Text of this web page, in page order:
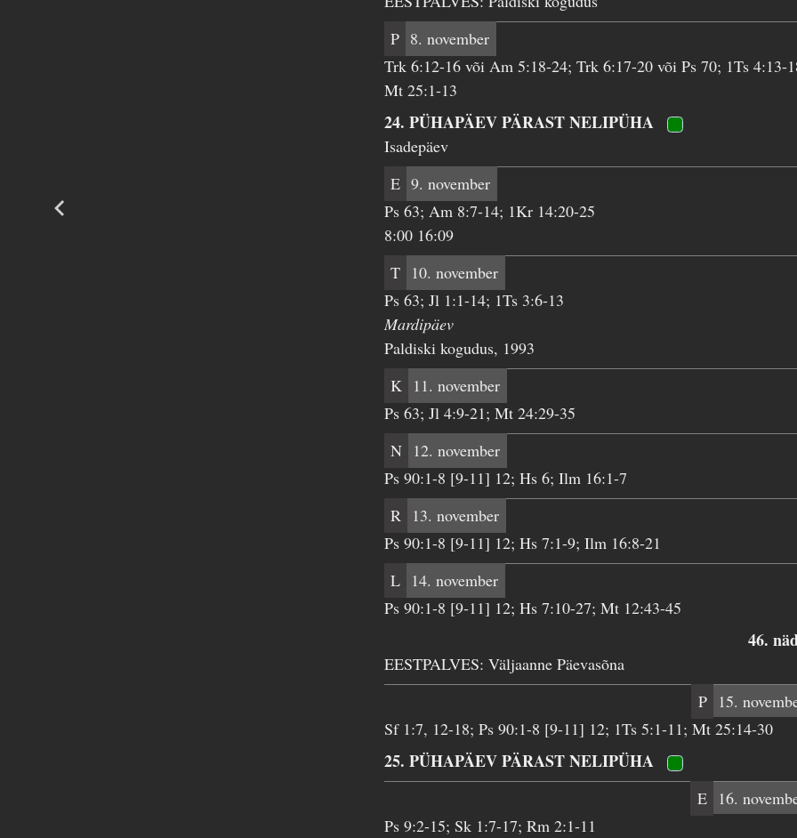
P 8. november
Trk 6:12-16 või Am 5:18-24; Trk 6:17-20 või Ps 70; 1Ts 4:13-
Mt 25:1-13
24. PÜHAPÄEV PÄRAST NELIPÜHA
Isadepäev
E 9. november
Ps 63; Am 8:7-14; 1Kr 14:20-25
8:00 16:09
T 10. november
Ps 63; Jl 1:1-14; 1Ts 3:6-13
Mardipäev
Paldiski kogudus, 1993
K 11. november
Ps 63; Jl 4:9-21; Mt 24:29-35
N 12. november
Ps 90:1-8 [9-11] 12; Hs 6; Ilm 16:1-7
R 13. november
Ps 90:1-8 [9-11] 12; Hs 7:1-9; Ilm 16:8-21
L 14. november
Ps 90:1-8 [9-11] 12; Hs 7:10-27; Mt 12:43-45
46.
EESTPALVES: Väljaanne Päevasõna
P
15.
Sf 1:7, 12-18; Ps 90:1-8 [9-11] 12; 1Ts 5:1-11; Mt 25:14-30
25. PÜHAPÄEV PÄRAST NELIPÜHA
E
16.
Ps 9:2-15; Sk 1:7-17; Rm 2:1-11